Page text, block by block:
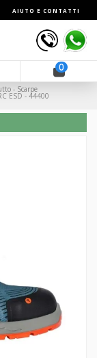
AIUTO E CONTATTI
0
- Scarpe
ESD - 44400